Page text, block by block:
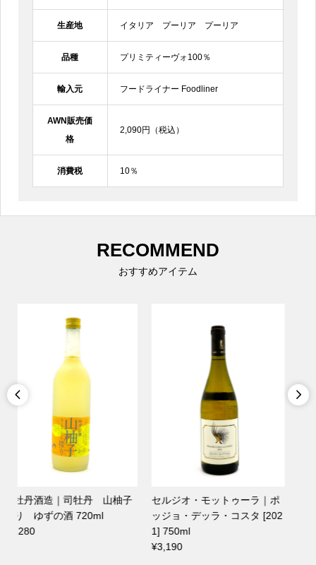
生産地 イタリア プーリア プーリア
品種 プリミティーヴォ100％
輸入元 フードライナー Foodliner
AWN販売価
格
2,090円（税込）
消費税 10％
RECOMMEND
おすすめアイテム

セルジオ・モットゥーラ｜ポ
ッジョ・デッラ・コスタ [202
1] 750ml
ポッジョ・レ・ヴォルピ｜プ
リミティーヴォ・ディ・マン
ドゥーリア [2022] 750ml
¥1,980
